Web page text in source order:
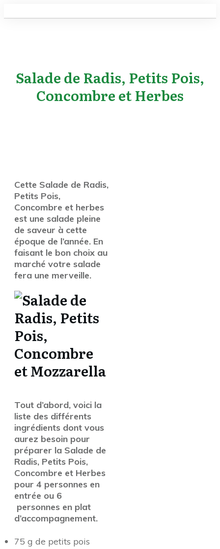
Salade de Radis, Petits Pois,
Concombre et Herbes
Cette Salade de Radis,
Petits Pois,
Concombre et herbes
est une salade pleine
de saveur à cette
époque de l’année. En
faisant le bon choix au
marché votre salade
fera une merveille.
Tout d’abord, voici la
liste des différents
ingrédients dont vous
aurez besoin pour
préparer la Salade de
Radis, Petits Pois,
Concombre et Herbes
pour 4 personnes en
entrée ou 6
personnes en plat
d’accompagnement.
75 g de petits pois